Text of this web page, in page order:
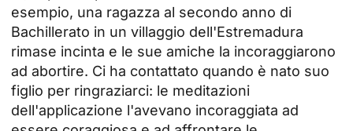
esempio, una ragazza al secondo anno di
Bachillerato in un villaggio dell'Estremadura
rimase incinta e le sue amiche la incoraggiarono
ad abortire. Ci ha contattato quando è nato suo
figlio per ringraziarci: le meditazioni
dell'applicazione l'avevano incoraggiata ad